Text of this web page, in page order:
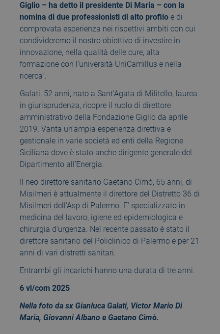
Giglio – ha detto il presidente Di Maria – con la
nomina di due professionisti di alto profilo e di
comprovata esperienza nei rispettivi ambiti con cui
condivideremo il nostro obiettivo di investire in
innovazione, nella qualità delle cure, alta
formazione con l’università UniCamillus e nella
ricerca”.
Galati, 52 anni, nato a Sant’Agata di Militello, laurea
in giurisprudenza, ricopre il ruolo di direttore
amministrativo della Fondazione Giglio da aprile
2019. Vanta un’ampia esperienza direttiva e
gestionale in varie società ed enti della Regione
Siciliana dove è stato anche dirigente generale del
Dipartimento all’Energia.
Il neo direttore sanitario Gaetano Cimò, 65 anni, di
Misilmeri è attualmente il direttore del Distretto 36 di
Misilmeri dell’Asp di Palermo. E’ specializzato in
medicina del lavoro, igiene ed epidemiologica e
chirurgia d’urgenza. Nel recente passato è stato il
direttore sanitario del Policlinico di Palermo e per 21
anni di vari distretti sanitari.
Entrambi gli incarichi hanno una durata di tre anni.
6 vl/com 2025
Nella foto da sx Gianluca Galati, Victor Mario Di
Maria, Giovanni Albano e Gaetano Cimò.